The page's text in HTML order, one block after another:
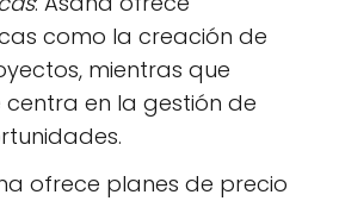
como la creación de
mientras que
centra en la gestión de
ofrece planes de precio